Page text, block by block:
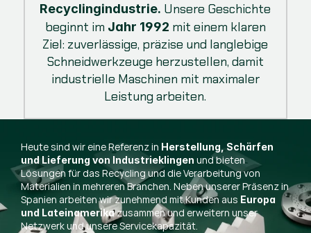
Recyclingindustrie. Unsere Geschichte
beginnt im Jahr 1992 mit einem klaren
Ziel: zuverlässige, präzise und langlebige
Schneidwerkzeuge herzustellen, damit
industrielle Maschinen mit maximaler
Leistung arbeiten.
Heute sind wir eine Referenz in Herstellung, Schärfen
und Lieferung von Industrieklingen und bieten
Lösungen für das Recycling und die Verarbeitung von
Materialien in mehreren Branchen. Neben unserer Präsenz in
Spanien arbeiten wir zunehmend mit Kunden aus Europa
und Lateinamerikazusammen und erweitern unser
Netzwerk und unsere Servicekapazität.